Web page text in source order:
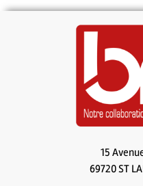
15
69720 ST